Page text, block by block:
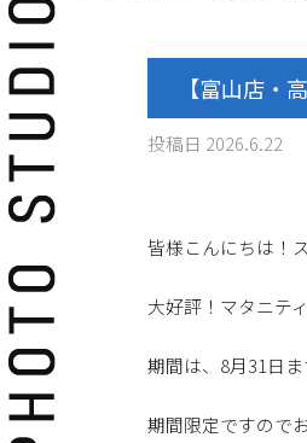
【富山店・
投稿日 2026.6.22
皆様こんにちは！
大好評！マタニテ
期間は、8月31日ま
期間限定ですので